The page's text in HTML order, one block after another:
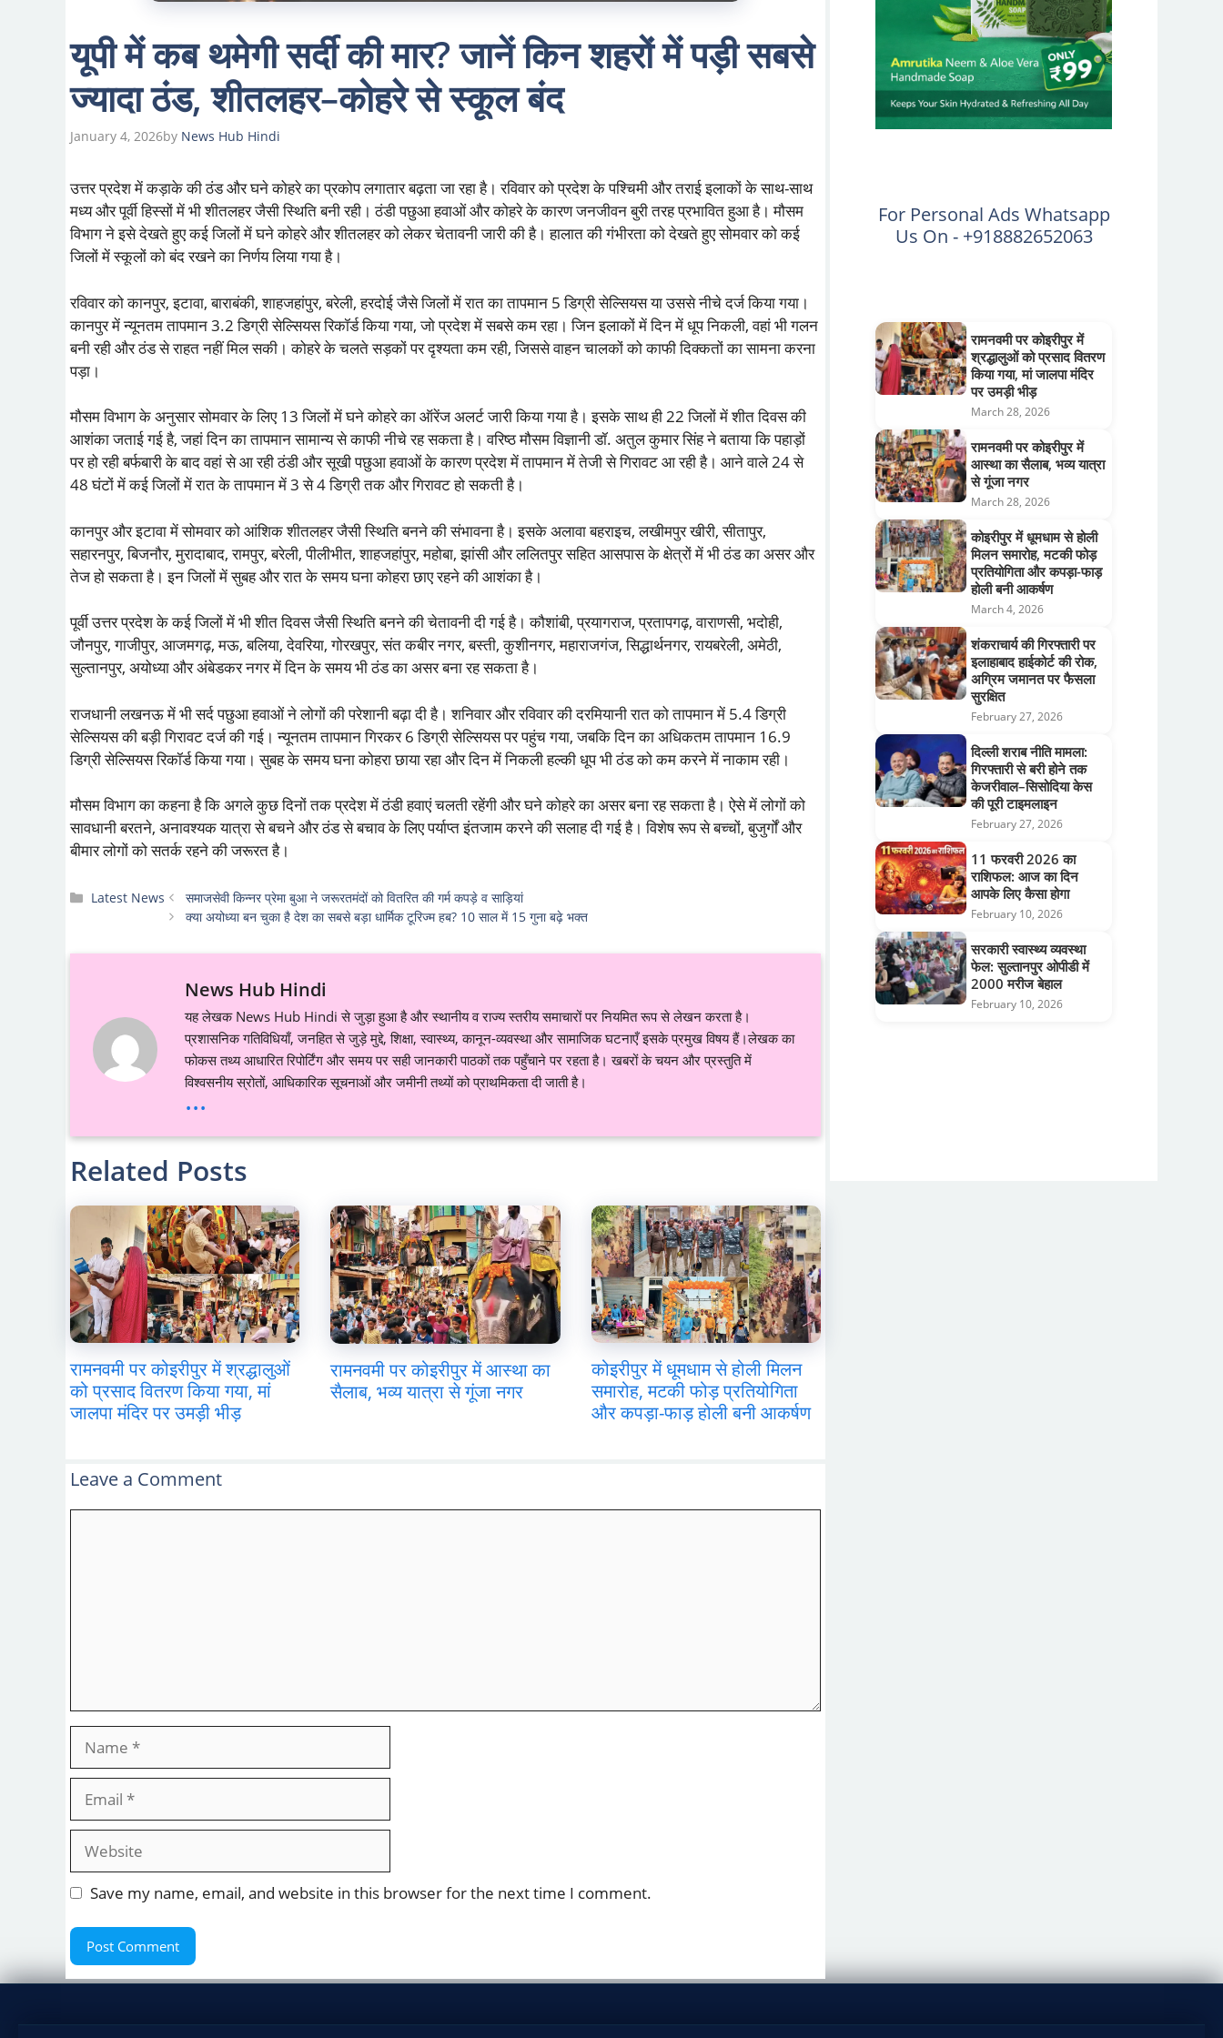
यूपी में कब थमेगी सर्दी की मार? जानें किन शहरों में पड़ी सबसे
ज्यादा ठंड, शीतलहर–कोहरे से स्कूल बंद
January 4, 2026by News Hub Hindi
उत्तर प्रदेश में कड़ाके की ठंड और घने कोहरे का प्रकोप लगातार बढ़ता जा रहा है। रविवार को प्रदेश के पश्चिमी और तराई इलाकों के साथ-साथ
मध्य और पूर्वी हिस्सों में भी शीतलहर जैसी स्थिति बनी रही। ठंडी पछुआ हवाओं और कोहरे के कारण जनजीवन बुरी तरह प्रभावित हुआ है। मौसम
विभाग ने इसे देखते हुए कई जिलों में घने कोहरे और शीतलहर को लेकर चेतावनी जारी की है। हालात की गंभीरता को देखते हुए सोमवार को कई
जिलों में स्कूलों को बंद रखने का निर्णय लिया गया है।
रविवार को कानपुर, इटावा, बाराबंकी, शाहजहांपुर, बरेली, हरदोई जैसे जिलों में रात का तापमान 5 डिग्री सेल्सियस या उससे नीचे दर्ज किया गया।
कानपुर में न्यूनतम तापमान 3.2 डिग्री सेल्सियस रिकॉर्ड किया गया, जो प्रदेश में सबसे कम रहा। जिन इलाकों में दिन में धूप निकली, वहां भी गलन
बनी रही और ठंड से राहत नहीं मिल सकी। कोहरे के चलते सड़कों पर दृश्यता कम रही, जिससे वाहन चालकों को काफी दिक्कतों का सामना करना
पड़ा।
मौसम विभाग के अनुसार सोमवार के लिए 13 जिलों में घने कोहरे का ऑरेंज अलर्ट जारी किया गया है। इसके साथ ही 22 जिलों में शीत दिवस की
आशंका जताई गई है, जहां दिन का तापमान सामान्य से काफी नीचे रह सकता है। वरिष्ठ मौसम विज्ञानी डॉ. अतुल कुमार सिंह ने बताया कि पहाड़ों
पर हो रही बर्फबारी के बाद वहां से आ रही ठंडी और सूखी पछुआ हवाओं के कारण प्रदेश में तापमान में तेजी से गिरावट आ रही है। आने वाले 24 से
48 घंटों में कई जिलों में रात के तापमान में 3 से 4 डिग्री तक और गिरावट हो सकती है।
कानपुर और इटावा में सोमवार को आंशिक शीतलहर जैसी स्थिति बनने की संभावना है। इसके अलावा बहराइच, लखीमपुर खीरी, सीतापुर,
सहारनपुर, बिजनौर, मुरादाबाद, रामपुर, बरेली, पीलीभीत, शाहजहांपुर, महोबा, झांसी और ललितपुर सहित आसपास के क्षेत्रों में भी ठंड का असर और
तेज हो सकता है। इन जिलों में सुबह और रात के समय घना कोहरा छाए रहने की आशंका है।
पूर्वी उत्तर प्रदेश के कई जिलों में भी शीत दिवस जैसी स्थिति बनने की चेतावनी दी गई है। कौशांबी, प्रयागराज, प्रतापगढ़, वाराणसी, भदोही,
जौनपुर, गाजीपुर, आजमगढ़, मऊ, बलिया, देवरिया, गोरखपुर, संत कबीर नगर, बस्ती, कुशीनगर, महाराजगंज, सिद्धार्थनगर, रायबरेली, अमेठी,
सुल्तानपुर, अयोध्या और अंबेडकर नगर में दिन के समय भी ठंड का असर बना रह सकता है।
राजधानी लखनऊ में भी सर्द पछुआ हवाओं ने लोगों की परेशानी बढ़ा दी है। शनिवार और रविवार की दरमियानी रात को तापमान में 5.4 डिग्री
सेल्सियस की बड़ी गिरावट दर्ज की गई। न्यूनतम तापमान गिरकर 6 डिग्री सेल्सियस पर पहुंच गया, जबकि दिन का अधिकतम तापमान 16.9
डिग्री सेल्सियस रिकॉर्ड किया गया। सुबह के समय घना कोहरा छाया रहा और दिन में निकली हल्की धूप भी ठंड को कम करने में नाकाम रही।
मौसम विभाग का कहना है कि अगले कुछ दिनों तक प्रदेश में ठंडी हवाएं चलती रहेंगी और घने कोहरे का असर बना रह सकता है। ऐसे में लोगों को
सावधानी बरतने, अनावश्यक यात्रा से बचने और ठंड से बचाव के लिए पर्याप्त इंतजाम करने की सलाह दी गई है। विशेष रूप से बच्चों, बुजुर्गों और
बीमार लोगों को सतर्क रहने की जरूरत है।
Categories
Latest News
समाजसेवी किन्नर प्रेमा बुआ ने जरूरतमंदों को वितरित की गर्म कपड़े व साड़ियां
क्या अयोध्या बन चुका है देश का सबसे बड़ा धार्मिक टूरिज्म हब? 10 साल में 15 गुना बढ़े भक्त
News Hub Hindi
यह लेखक News Hub Hindi से जुड़ा हुआ है और स्थानीय व राज्य स्तरीय समाचारों पर नियमित रूप से लेखन करता है।
प्रशासनिक गतिविधियाँ, जनहित से जुड़े मुद्दे, शिक्षा, स्वास्थ्य, कानून-व्यवस्था और सामाजिक घटनाएँ इसके प्रमुख विषय हैं।लेखक का
फोकस तथ्य आधारित रिपोर्टिंग और समय पर सही जानकारी पाठकों तक पहुँचाने पर रहता है। खबरों के चयन और प्रस्तुति में
विश्वसनीय स्रोतों, आधिकारिक सूचनाओं और जमीनी तथ्यों को प्राथमिकता दी जाती है।
...
Related Posts
रामनवमी पर कोइरीपुर में श्रद्धालुओं
को प्रसाद वितरण किया गया, मां
जालपा मंदिर पर उमड़ी भीड़
रामनवमी पर कोइरीपुर में आस्था का
सैलाब, भव्य यात्रा से गूंजा नगर
कोइरीपुर में धूमधाम से होली मिलन
समारोह, मटकी फोड़ प्रतियोगिता
और कपड़ा-फाड़ होली बनी आकर्षण
Leave a Comment
Website
Save my name, email, and website in this browser for the next time I comment.
For Personal Ads Whatsapp
Us On - +918882652063
रामनवमी पर कोइरीपुर में
श्रद्धालुओं को प्रसाद वितरण
किया गया, मां जालपा मंदिर
पर उमड़ी भीड़
March 28, 2026
रामनवमी पर कोइरीपुर में
आस्था का सैलाब, भव्य यात्रा
से गूंजा नगर
March 28, 2026
कोइरीपुर में धूमधाम से होली
मिलन समारोह, मटकी फोड़
प्रतियोगिता और कपड़ा-फाड़
होली बनी आकर्षण
March 4, 2026
शंकराचार्य की गिरफ्तारी पर
इलाहाबाद हाईकोर्ट की रोक,
अग्रिम जमानत पर फैसला
सुरक्षित
February 27, 2026
दिल्ली शराब नीति मामला:
गिरफ्तारी से बरी होने तक
केजरीवाल–सिसोदिया केस
की पूरी टाइमलाइन
February 27, 2026
11 फरवरी 2026 का
राशिफल: आज का दिन
आपके लिए कैसा होगा
February 10, 2026
सरकारी स्वास्थ्य व्यवस्था
फेल: सुल्तानपुर ओपीडी में
2000 मरीज बेहाल
February 10, 2026